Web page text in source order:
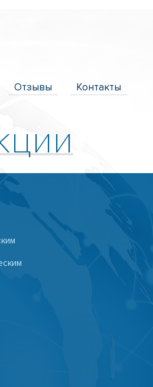
Отзывы Контакты